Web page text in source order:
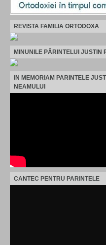
REVISTA FAMILIA ORTODOXA
MINUNILE PĂRINTELUI JUSTIN
IN MEMORIAM PARINTELE
NEAMULUI
CANTEC PENTRU PARINTELE